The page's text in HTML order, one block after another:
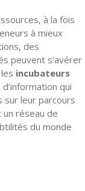
à la fois
à mieux
des
peuvent s’avérer
incubateurs
qui
sur leur parcours
réseau de
du monde